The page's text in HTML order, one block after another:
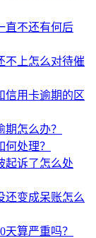
直不还有何后
不上怎么对待催
信用卡逾期的区
怎么办？
处理？
起诉了怎么处
还变成呆账怎么
算严重吗？